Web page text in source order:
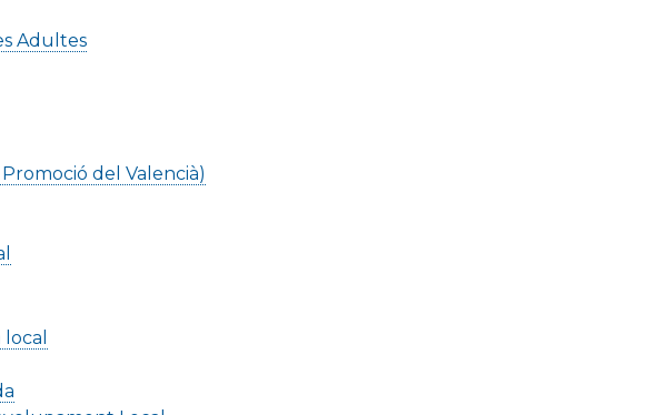
Adultes
del Valencià)